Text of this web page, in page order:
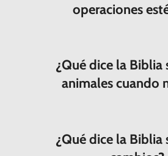
operaciones
¿Qué dice la Biblia
animales cuando
¿Qué dice la Biblia